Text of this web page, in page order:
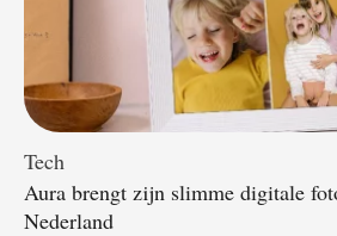
Tech
Aura brengt zijn slimme digitale
Nederland